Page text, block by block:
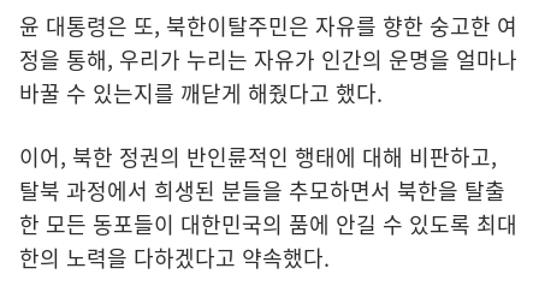
윤 대통령은 또, 북한이탈주민은 자유를 향한 숭고한 여
정을 통해, 우리가 누리는 자유가 인간의 운명을 얼마나
바꿀 수 있는지를 깨닫게 해줬다고 했다.
이어, 북한 정권의 반인륜적인 행태에 대해 비판하고,
탈북 과정에서 희생된 분들을 추모하면서 북한을 탈출
한 모든 동포들이 대한민국의 품에 안길 수 있도록 최대
한의 노력을 다하겠다고 약속했다.